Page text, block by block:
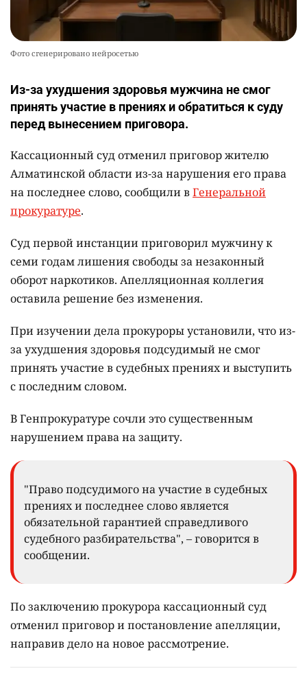
Фото сгенерировано нейросетью
Из-за ухудшения здоровья мужчина не смог
принять участие в прениях и обратиться к суду
перед вынесением приговора.
Кассационный суд отменил приговор жителю
Алматинской области из-за нарушения его права
на последнее слово, сообщили вГенеральной
прокуратуре.
Суд первой инстанции приговорил мужчину к
семи годам лишения свободы за незаконный
оборот наркотиков. Апелляционная коллегия
оставила решение без изменения.
При изучении дела прокуроры установили, что из-
за ухудшения здоровья подсудимый не смог
принять участие в судебных прениях и выступить
с последним словом.
В Генпрокуратуре сочли это существенным
нарушением права на защиту.
"Право подсудимого на участие в судебных
прениях и последнее слово является
обязательной гарантией справедливого
судебного разбирательства", – говорится в
сообщении.
По заключению прокурора кассационный суд
отменил приговор и постановление апелляции,
направив дело на новое рассмотрение.